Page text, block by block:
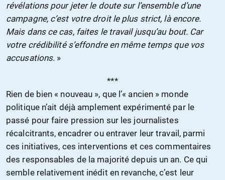
révélations pour jeter le doute sur l’ensemble d’une
campagne, c’est votre droit le plus strict, là encore.
Mais dans ce cas, faites le travail jusqu’au bout. Car
votre crédibilité s’effondre en même temps que vos
accusations. »
***
Rien de bien « nouveau », que l’« ancien » monde
politique n’ait déjà amplement expérimenté par le
passé pour faire pression sur les journalistes
récalcitrants, encadrer ou entraver leur travail, parmi
ces initiatives, ces interventions et ces commentaires
des responsables de la majorité depuis un an. Ce qui
semble relativement inédit en revanche, c’est leur